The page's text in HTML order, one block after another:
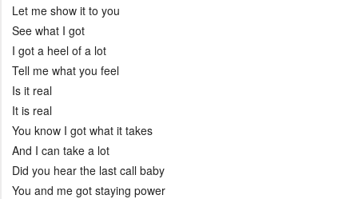
Let me show it to you
See what I got
I got a heel of a lot
Tell me what you feel
Is it real
It is real
You know I got what it takes
And I can take a lot
Did you hear the last call baby
You and me got staying power